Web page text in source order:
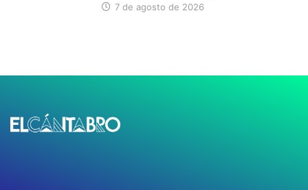
7 de agosto de 2026